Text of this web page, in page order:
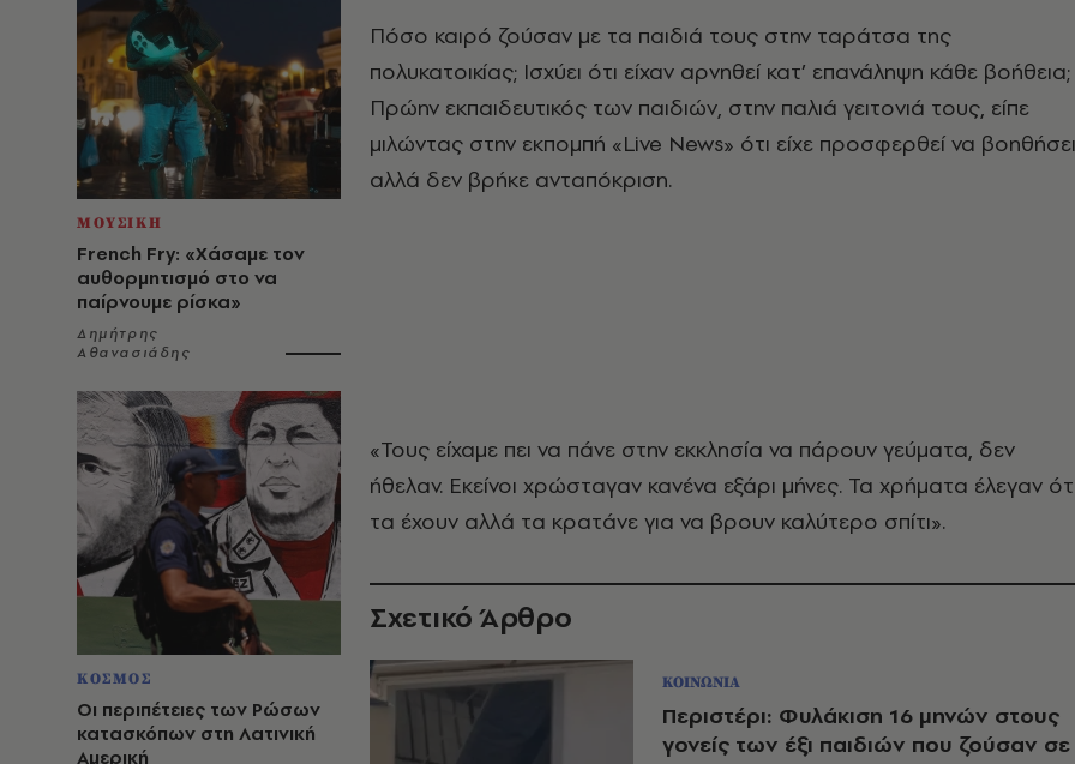
ΜΟΥΣΙΚΗ
French Fry: «Χάσαμε τον
αυθορμητισμό στο να
παίρνουμε ρίσκα»
Δημήτρης
Αθανασιάδης
ΚΟΣΜΟΣ
Οι περιπέτειες των Ρώσων
κατασκόπων στη Λατινική
Αμερική
Πόσο καιρό ζούσαν με τα παιδιά τους στην ταράτσα της
πολυκατοικίας; Ισχύει ότι είχαν αρνηθεί κατ’ επανάληψη κάθε βοήθεια;
Πρώην εκπαιδευτικός των παιδιών, στην παλιά γειτονιά τους, είπε
μιλώντας στην εκπομπή «Live News» ότι είχε προσφερθεί να βοηθήσει
αλλά δεν βρήκε ανταπόκριση.
«Τους είχαμε πει να πάνε στην εκκλησία να πάρουν γεύματα, δεν
ήθελαν. Εκείνοι χρώσταγαν κανένα εξάρι μήνες. Τα χρήματα έλεγαν
τα έχουν αλλά τα κρατάνε για να βρουν καλύτερο σπίτι».
Σχετικό Άρθρο
ΚΟΙΝΩΝΙΑ
Περιστέρι: Φυλάκιση 16 μηνών στους
γονείς των έξι παιδιών που ζούσαν σε